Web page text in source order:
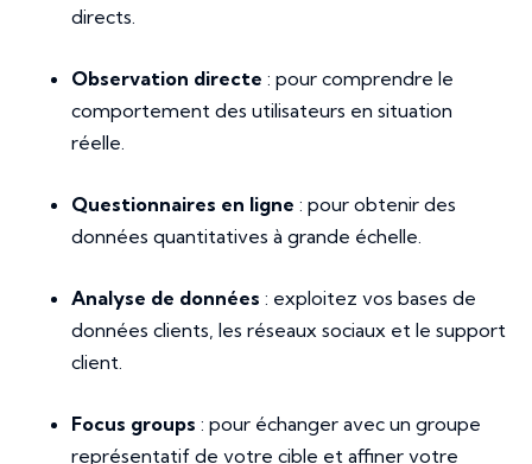
directs.
Observation directe : pour comprendre le
comportement des utilisateurs en situation
réelle.
Questionnaires en ligne : pour obtenir des
données quantitatives à grande échelle.
Analyse de données : exploitez vos bases de
données clients, les réseaux sociaux et le support
client.
Focus groups : pour échanger avec un groupe
représentatif de votre cible et affiner votre